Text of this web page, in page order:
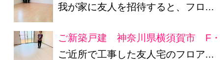
我が家に友人を招待すると、フロ...
ご新築戸建 神奈川県横須賀市 F
ご近所で工事した友人宅のフロア...